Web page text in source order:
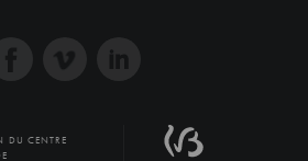
DU CENTRE